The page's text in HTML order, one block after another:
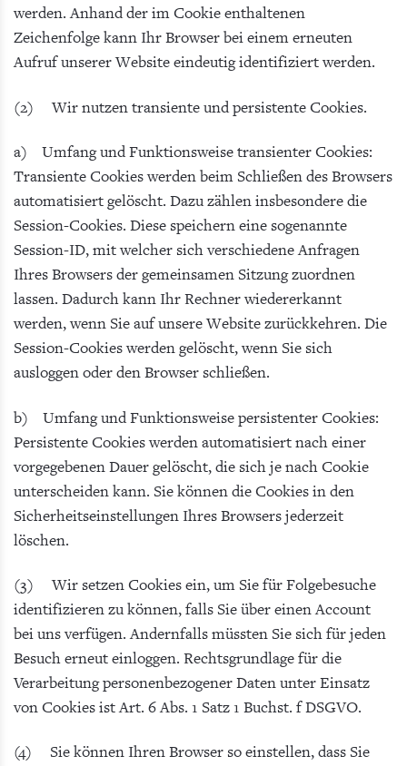
werden. Anhand der im Cookie enthaltenen
Zeichenfolge kann Ihr Browser bei einem erneuten
Aufruf unserer Website eindeutig identifiziert werden.
(2) Wir nutzen transiente und persistente Cookies.
a) Umfang und Funktionsweise transienter Cookies:
Transiente Cookies werden beim Schließen des Browsers
automatisiert gelöscht. Dazu zählen insbesondere die
Session-Cookies. Diese speichern eine sogenannte
Session-ID, mit welcher sich verschiedene Anfragen
Ihres Browsers der gemeinsamen Sitzung zuordnen
lassen. Dadurch kann Ihr Rechner wiedererkannt
werden, wenn Sie auf unsere Website zurückkehren. Die
Session-Cookies werden gelöscht, wenn Sie sich
ausloggen oder den Browser schließen.
b) Umfang und Funktionsweise persistenter Cookies:
Persistente Cookies werden automatisiert nach einer
vorgegebenen Dauer gelöscht, die sich je nach Cookie
unterscheiden kann. Sie können die Cookies in den
Sicherheitseinstellungen Ihres Browsers jederzeit
löschen.
(3) Wir setzen Cookies ein, um Sie für Folgebesuche
identifizieren zu können, falls Sie über einen Account
bei uns verfügen. Andernfalls müssten Sie sich für jeden
Besuch erneut einloggen. Rechtsgrundlage für die
Verarbeitung personenbezogener Daten unter Einsatz
von Cookies ist Art. 6 Abs. 1 Satz 1 Buchst. f DSGVO.
(4) Sie können Ihren Browser so einstellen, dass Sie